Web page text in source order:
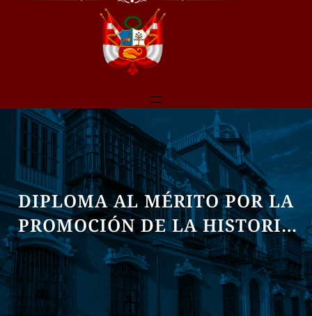
DIPLOMA AL MÉRITO POR LA
PROMOCIÓN DE LA HISTORIA
DEL PERÚ